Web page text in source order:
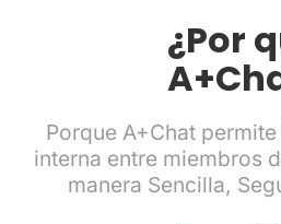
¿Por
Porque A+Chat
interna entre miembros
manera Sencilla,